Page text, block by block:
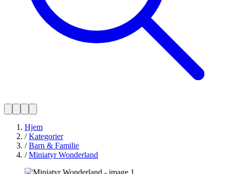
Hjem
/Kategorier
/Barn & Familie
/Miniatyr Wonderland